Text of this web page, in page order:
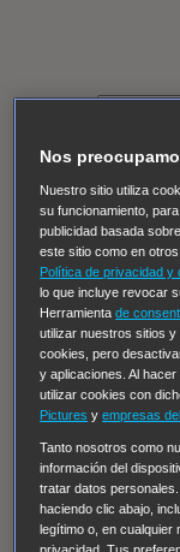
Despedida
Thomas,
Insomnia El
Hudson &
Regreso al
caballeros
y Lola
High
Moonflower
Hailey
NCIS:
The Shield:
Nos
Nuestro sitio utiliza
su funcionamiento,
publicidad basada
este sitio como en
Política de privacidad y
lo que incluye revocar
Herramientade
utilizar nuestros sitios
cookies, pero
y aplicaciones. Al
utilizar cookies con
Pictures yempresas
Tanto nosotros como
información del
tratar datos
haciendo clic abajo,
legítimo o, en cualquier